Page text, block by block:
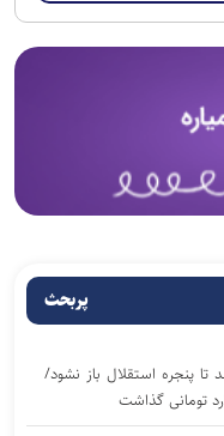
پربحث
شد تا پنجره استقلال باز نشود/